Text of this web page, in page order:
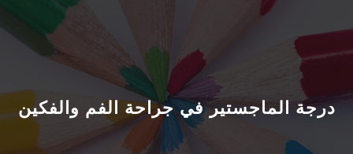
الرئيسية
الماجستير الإكلينيكي (MSc)
الدبلومة (H.D.D)
درجة الماجستير في جراحة الفم والفكين